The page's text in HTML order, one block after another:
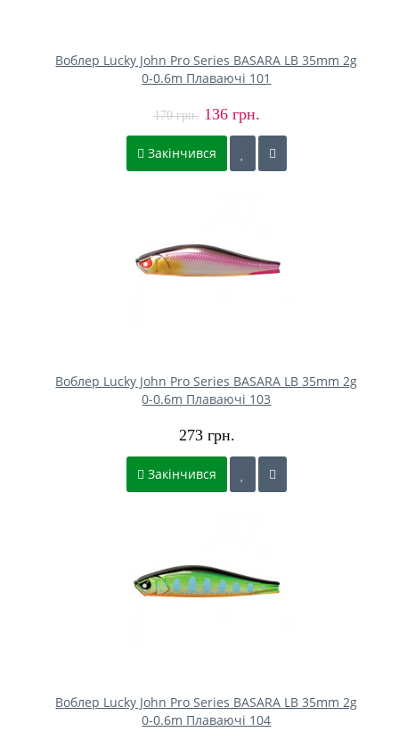
Воблер Lucky John Pro Series BASARA LB 35mm 2g
0-0.6m Плаваючі 101
170 грн. 136 грн.
Закінчився
Воблер Lucky John Pro Series BASARA LB 35mm 2g
0-0.6m Плаваючі 103
273 грн.
Закінчився
Воблер Lucky John Pro Series BASARA LB 35mm 2g
0-0.6m Плаваючі 104